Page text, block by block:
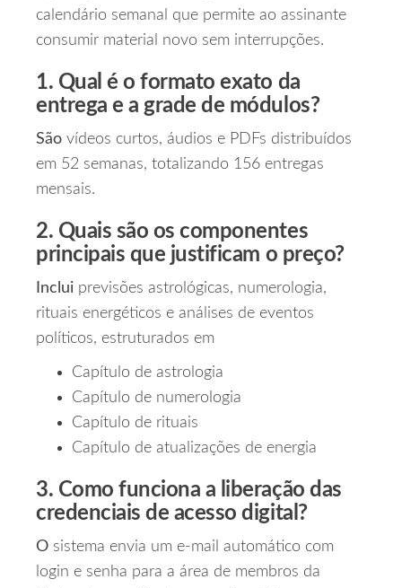
calendário semanal que permite ao assinante
consumir material novo sem interrupções.
1. Qual é o formato exato da
entrega e a grade de módulos?
São vídeos curtos, áudios e PDFs distribuídos
em 52 semanas, totalizando 156 entregas
mensais.
2. Quais são os componentes
principais que justificam o preço?
Inclui previsões astrológicas, numerologia,
rituais energéticos e análises de eventos
políticos, estruturados em
Capítulo de astrologia
Capítulo de numerologia
Capítulo de rituais
Capítulo de atualizações de energia
3. Como funciona a liberação das
credenciais de acesso digital?
O sistema envia um e‑mail automático com
login e senha para a área de membros da